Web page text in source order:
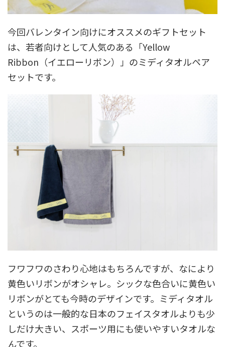
今回バレンタイン向けにオススメのギフトセット
は、若者向けとして人気のある「Yellow
Ribbon（イエローリボン）」のミディタオルペア
セットです。
フワフワのさわり心地はもちろんですが、なにより
黄色いリボンがオシャレ。シックな色合いに黄色い
リボンがとても今時のデザインです。ミディタオル
というのは一般的な日本のフェイスタオルよりも少
しだけ大きい、スポーツ用にも使いやすいタオルな
んです。